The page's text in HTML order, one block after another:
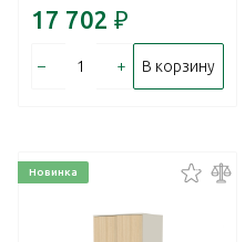
17 702 ₽
– + В корзину
Новинка